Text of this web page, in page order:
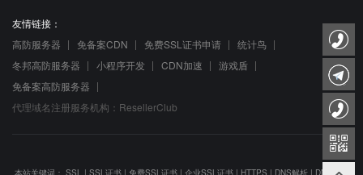
友情链接：
高防服务器
免备案CDN 免费SSL证书申请
统计鸟
冬邦高防服务器
小程序开发 CDN加速
游戏盾
免备案高防服务器
代理域名注册服务机构：ResellerClub
本站关键词： SSL | SSL证书 | 免费SSL证书 | 企业SSL证书 | HTTPS | DNS解析 | DNS防劫